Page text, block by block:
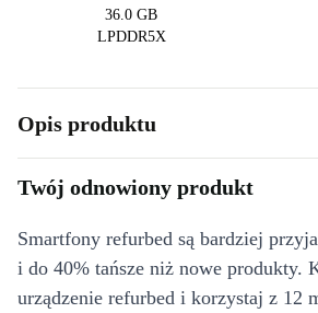
36.0 GB
LPDDR5X
Opis produktu
Twój odnowiony produkt
Smartfony refurbed są bardziej
i do 40% tańsze niż nowe produkty.
urządzenie refurbed i korzystaj z 12